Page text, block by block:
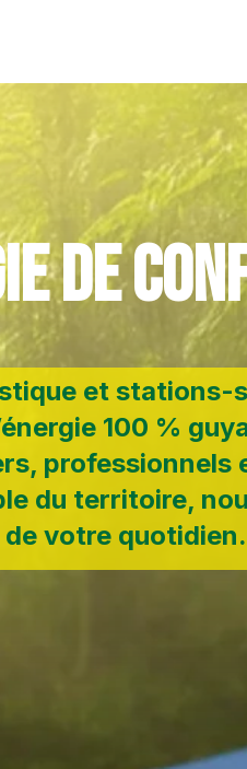
de
et stations-
100 %
professionnels
du territoire,
votre quotidien.